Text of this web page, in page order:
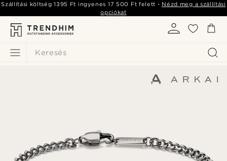
Keresés
Szállítási költség1395 Ft ingyenes 17 500 Ft felett - Nézd meg a szállítási
opciókat